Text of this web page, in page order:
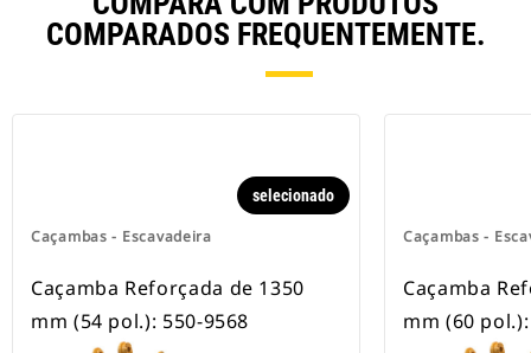
COMPARADOS FREQUENTEMENTE.
Caçambas - Escavadeira
selecionado
Caçamba Reforçada de 1350
mm (54 pol.): 550-9568
Caçambas -
Caçamba
mm (60